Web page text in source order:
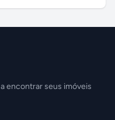
encontrar seus imóveis